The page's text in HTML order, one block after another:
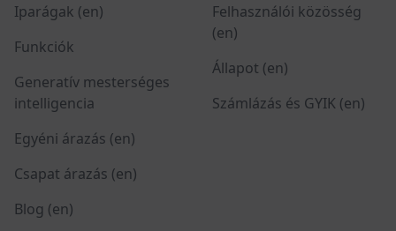
Iparágak (en)
Funkciók
Generatív mesterséges
intelligencia
Egyéni árazás (en)
Csapat árazás (en)
Blog (en)
Felhasználói közösség
(en)
Állapot (en)
Számlázás és GYIK (en)